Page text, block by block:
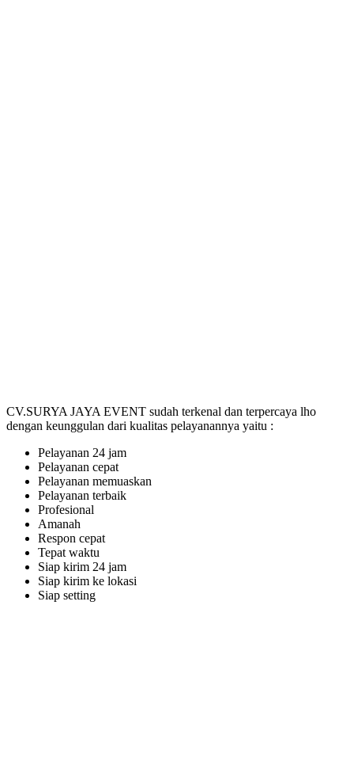
CV.SURYA JAYA EVENT sudah terkenal dan terpercaya lho
dengan keunggulan dari kualitas pelayanannya yaitu :
Pelayanan 24 jam
Pelayanan cepat
Pelayanan memuaskan
Pelayanan terbaik
Profesional
Amanah
Respon cepat
Tepat waktu
Siap kirim 24 jam
Siap kirim ke lokasi
Siap setting